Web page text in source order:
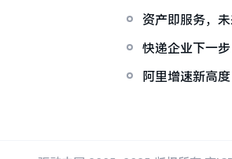
资产即服务，
快递企业下一
阿里增速新高